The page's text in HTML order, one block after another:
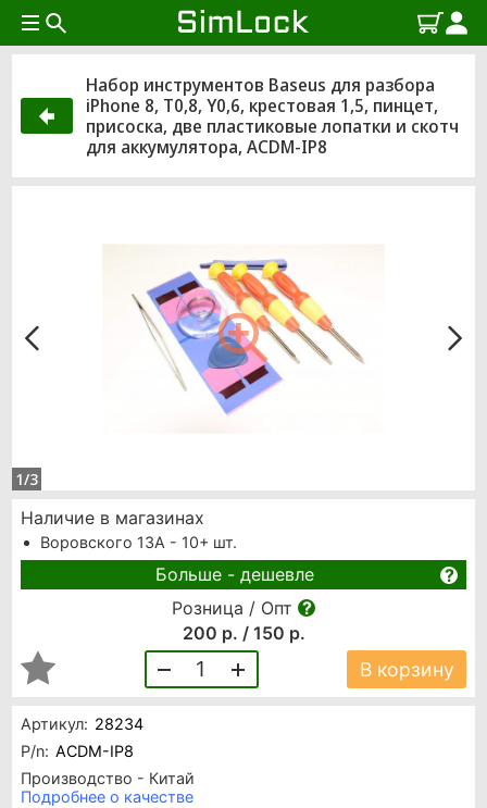
Набор инструментов Baseus для разбора
iPhone 8, T0,8, Y0,6, крестовая 1,5, пинцет,
присоска, две пластиковые лопатки и скотч
для аккумулятора, ACDM-IP8
1/3
Артикул: 28234
P/n: ACDM-IP8
Производство - Китай
Подробнее о качестве
Наличие в магазинах
Воровского 13А - 10+ шт.
Больше - дешевле
Розница / Опт
200 р. / 150 р.
1 В корзину